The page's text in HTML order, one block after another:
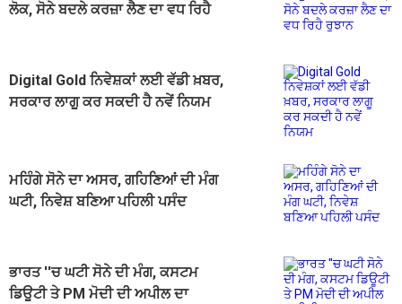
ਲੋਕ, ਸੋਨੇ ਬਦਲੇ ਕਰਜ਼ਾ ਲੈਣ ਦਾ ਵਧ ਰਿਹੈ
Digital Gold ਨਿਵੇਸ਼ਕਾਂ ਲਈ ਵੱਡੀ ਖ਼ਬਰ,
ਸਰਕਾਰ ਲਾਗੂ ਕਰ ਸਕਦੀ ਹੈ ਨਵੇਂ ਨਿਯਮ
ਮਹਿੰਗੇ ਸੋਨੇ ਦਾ ਅਸਰ, ਗਹਿਣਿਆਂ ਦੀ ਮੰਗ
ਘਟੀ, ਨਿਵੇਸ਼ ਬਣਿਆ ਪਹਿਲੀ ਪਸੰਦ
ਭਾਰਤ ''ਚ ਘਟੀ ਸੋਨੇ ਦੀ ਮੰਗ, ਕਸਟਮ
ਡਿਊਟੀ ਤੇ PM ਮੋਦੀ ਦੀ ਅਪੀਲ ਦਾ